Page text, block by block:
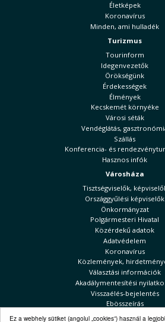
Ez a webhely sütiket (angolul „cookies”) használ a
Életképek
Koronavírus
Minden, ami hulladék
Turizmus
Tourinform
Idegenvezetők
Örökségünk
Érdekességek
Élmények
Kecskemét környéke
Városi séták
Vendéglátás,
Szállás
Konferencia- és
Hasznos infók
Városháza
Tisztségviselők,
Országgyűlési képviselők
Önkormányzat
Polgármesteri Hivatal
Közérdekű adatok
Adatvédelem
Koronavírus
Közlemények,
Választási információk
Akadálymentesítési
Visszaélés-bejelentés
Ebösszeírás
Kecskeméti Hírek